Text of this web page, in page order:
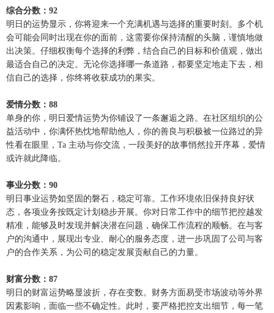
综合分数：92
明日的运势显示，你将迎来一个充满机遇与选择的重要时刻。多个机
会可能会同时出现在你的面前，这需要你保持清醒的头脑，谨慎地做
出决策。仔细权衡每个选择的利弊，结合自己的目标和价值观，做出
最适合自己的决定。无论你选择哪一条道路，都要坚定地走下去，相
信自己的选择，你终将收获成功的果实。
爱情分数：88
单身的你，明日爱情运势为你铺设了一条邂逅之路。在社区组织的公
益活动中，你满怀热忱地帮助他人，你的善良与积极被一位路过的异
性看在眼里，Ta 主动与你交流，一段美好的故事悄然拉开序幕，爱情
或许就此降临。
事业分数：90
明日事业运势如坚固的磐石，稳定可靠。工作环境依旧保持良好状
态，各项业务按既定计划稳步开展。你对日常工作中的细节把控越发
精准，能够及时发现并解决潜在问题，确保工作流程的顺畅。在与客
户的沟通中，展现出专业、耐心的服务态度，进一步巩固了公司与客
户的合作关系，为公司的稳定发展贡献自己的力量。
财富分数：87
明日的财富运势略显波折，存在变数。财务方面易受市场波动等外界
因素影响，面临一些不确定性。此时，要严格把控支出细节，每一笔